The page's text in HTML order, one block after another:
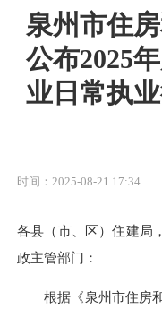
泉州市住
公布2025
业日常执
时间：2025-08-21 17:34
各县（市、区）住建局
政主管部门：
根据《泉州市住房和